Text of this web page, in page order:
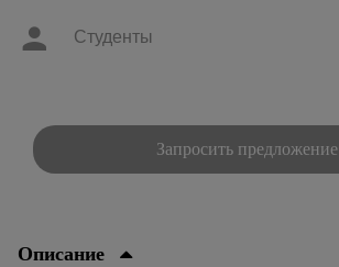
Студенты
Запросить предложение
Описание